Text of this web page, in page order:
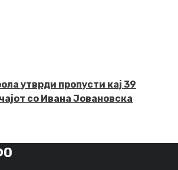
утврди пропусти кај 39
со Ивана Јовановска